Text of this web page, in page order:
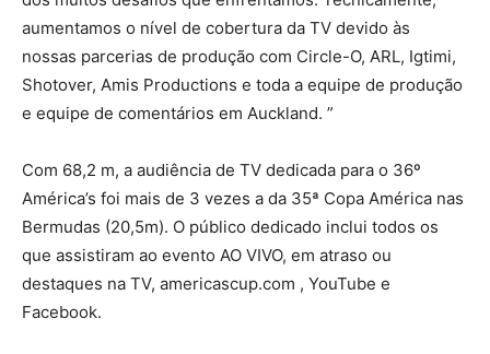
aumentamos o nível de cobertura da TV devido às
nossas parcerias de produção com Circle-O, ARL, Igtimi,
Shotover, Amis Productions e toda a equipe de produção
e equipe de comentários em Auckland. ”
Com 68,2 m, a audiência de TV dedicada para o 36º
América’s foi mais de 3 vezes a da 35ª Copa América nas
Bermudas (20,5m). O público dedicado inclui todos os
que assistiram ao evento AO VIVO, em atraso ou
destaques na TV, americascup.com , YouTube e
Facebook.